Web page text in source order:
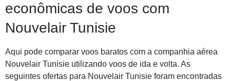
econômicas de voos com
Nouvelair Tunisie
Aqui pode comparar voos baratos com a companhia aérea
Nouvelair Tunisie utilizando voos de ida e volta. As
seguintes ofertas para Nouvelair Tunisie foram encontradas